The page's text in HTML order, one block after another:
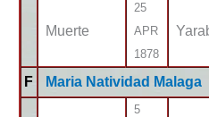
Muerte
25
APR
1878
F Maria Natividad Malaga
5